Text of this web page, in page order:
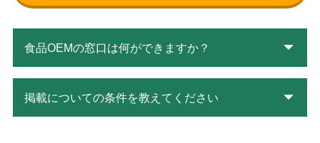
食品OEMの窓口は何ができますか？
掲載についての条件を教えてください